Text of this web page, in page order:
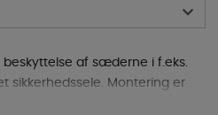
af sæderne i f.eks.
sikkerhedssele. Montering er
elastikbånd under puden). Da